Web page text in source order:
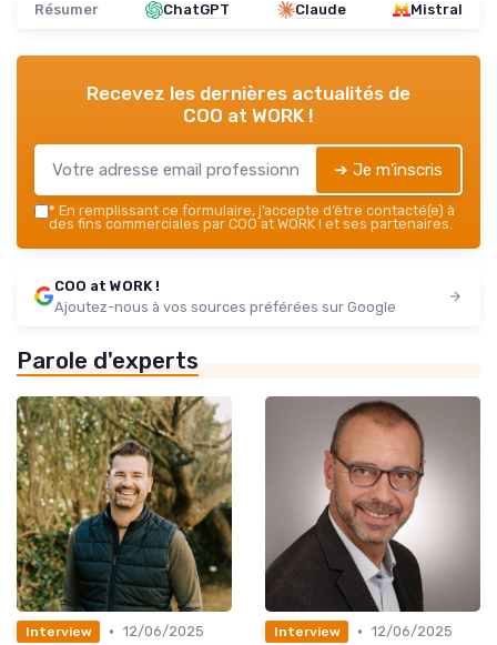
Résumer ChatGPT Claude Mistral
Recevez les dernières actualités de
COO at WORK !
➔ Je m'inscris
* En remplissant ce formulaire, j’accepte d’être contacté(e) à
des fins commerciales par COO at WORK ! et ses partenaires.
COO at WORK !
Ajoutez-nous à vos sources préférées sur Google
Parole d'experts
Interview • 12/06/2025
Interview • 12/06/2025